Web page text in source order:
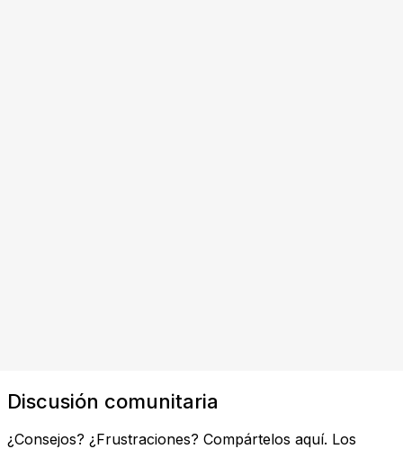
Discusión comunitaria
¿Consejos? ¿Frustraciones? Compártelos aquí. Los